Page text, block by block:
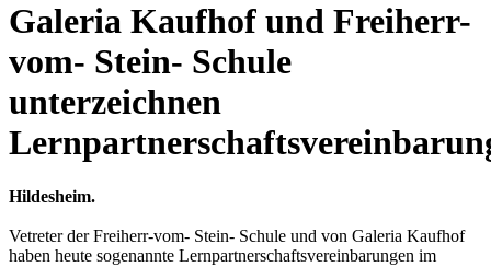
Galeria Kaufhof und Freiherr-
vom- Stein- Schule
unterzeichnen
Hildesheim.
Vetreter der Freiherr-vom- Stein- Schule und von Galeria Kaufhof
haben heute sogenannte Lernpartnerschaftsvereinbarungen im